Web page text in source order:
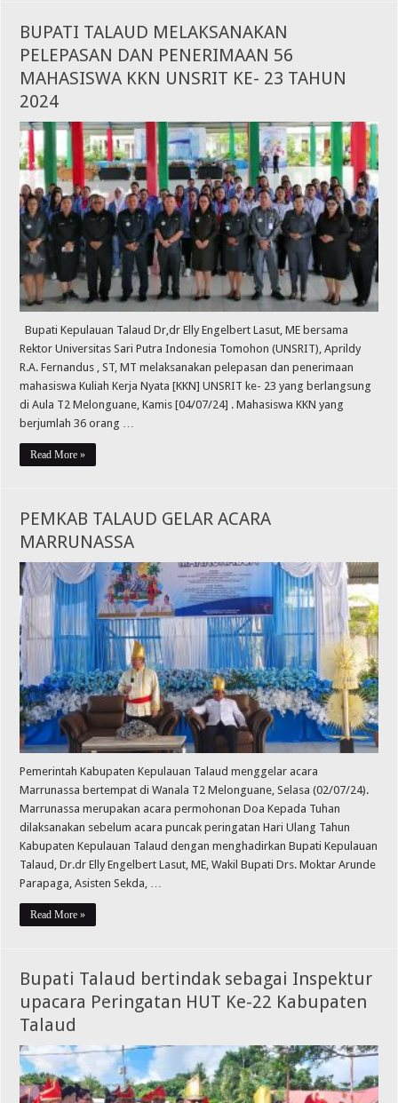
BUPATI TALAUD MELAKSANAKAN
PELEPASAN DAN PENERIMAAN 56
MAHASISWA KKN UNSRIT KE- 23 TAHUN
2024
Bupati Kepulauan Talaud Dr,dr Elly Engelbert Lasut, ME bersama
Rektor Universitas Sari Putra Indonesia Tomohon (UNSRIT), Aprildy
R.A. Fernandus , ST, MT melaksanakan pelepasan dan penerimaan
mahasiswa Kuliah Kerja Nyata [KKN] UNSRIT ke- 23 yang berlangsung
di Aula T2 Melonguane, Kamis [04/07/24] . Mahasiswa KKN yang
berjumlah 36 orang …
Read More »
PEMKAB TALAUD GELAR ACARA
MARRUNASSA
Pemerintah Kabupaten Kepulauan Talaud menggelar acara
Marrunassa bertempat di Wanala T2 Melonguane, Selasa (02/07/24).
Marrunassa merupakan acara permohonan Doa Kepada Tuhan
dilaksanakan sebelum acara puncak peringatan Hari Ulang Tahun
Kabupaten Kepulauan Talaud dengan menghadirkan Bupati Kepulauan
Talaud, Dr.dr Elly Engelbert Lasut, ME, Wakil Bupati Drs. Moktar Arunde
Parapaga, Asisten Sekda, …
Read More »
Bupati Talaud bertindak sebagai Inspektur
upacara Peringatan HUT Ke-22 Kabupaten
Talaud